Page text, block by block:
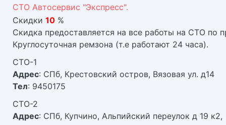
СТО Автосервиc "Экспресс".
Скидки 10%
Скидка предоставляется на все работы на СТО по
Круглосуточная ремзона (т.е работают 24 часа).
СТО-1
Адрес: СПб, Крестовский остров, Вязовая ул. д14
Тел: 9450175
СТО-2
Адрес: СПб, Купчино, Альпийский переулок д 19 к2,